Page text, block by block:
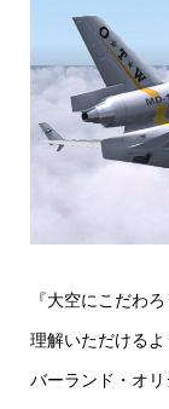
『大空にこだわ
理解いただける
バーランド・オ